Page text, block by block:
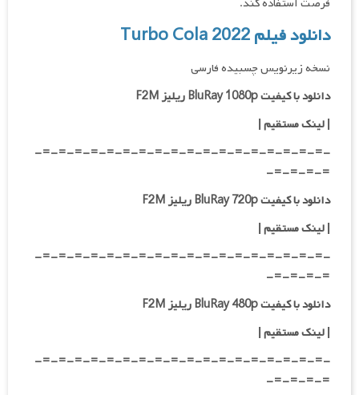
دانلود فیلم Turbo Cola 2022
نسخه زیرنویس چسبیده فارسی
دانلود با کیفیت BluRay 1080p ریلیز F2M
|لینک مستقیم|
-=-=-=-=-=-=-=-=-=-=-=-=-=-=-=-=-=-=-
=-=-=-=-
دانلود با کیفیت BluRay 720p ریلیز F2M
| لینک مستقیم|
-=-=-=-=-=-=-=-=-=-=-=-=-=-=-=-=-=-=-
=-=-=-=-
دانلود با کیفیت BluRay 480p ریلیز F2M
| لینک مستقیم|
-=-=-=-=-=-=-=-=-=-=-=-=-=-=-=-=-=-=-
=-=-=-=-